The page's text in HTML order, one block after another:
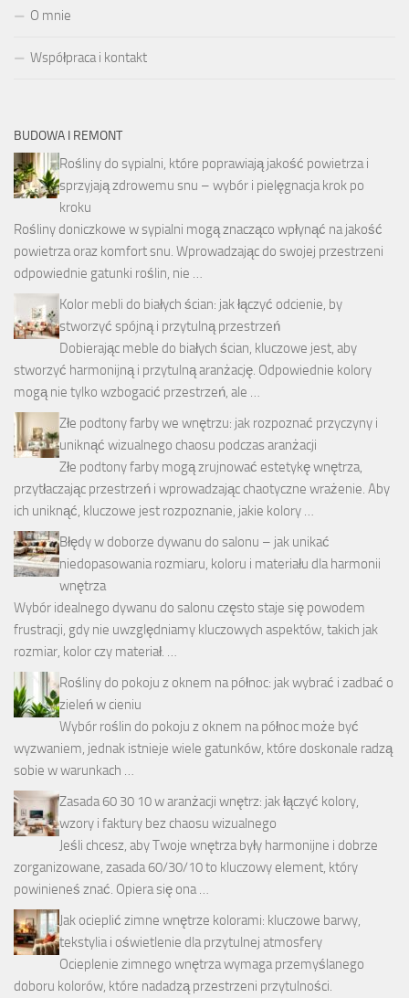
O mnie
Współpraca i kontakt
BUDOWA I REMONT
Rośliny do sypialni, które poprawiają jakość powietrza i
sprzyjają zdrowemu snu – wybór i pielęgnacja krok po
kroku
Rośliny doniczkowe w sypialni mogą znacząco wpłynąć na jakość
powietrza oraz komfort snu. Wprowadzając do swojej przestrzeni
odpowiednie gatunki roślin, nie …
Kolor mebli do białych ścian: jak łączyć odcienie, by
stworzyć spójną i przytulną przestrzeń
Dobierając meble do białych ścian, kluczowe jest, aby
stworzyć harmonijną i przytulną aranżację. Odpowiednie kolory
mogą nie tylko wzbogacić przestrzeń, ale …
Złe podtony farby we wnętrzu: jak rozpoznać przyczyny i
uniknąć wizualnego chaosu podczas aranżacji
Złe podtony farby mogą zrujnować estetykę wnętrza,
przytłaczając przestrzeń i wprowadzając chaotyczne wrażenie. Aby
ich uniknąć, kluczowe jest rozpoznanie, jakie kolory …
Błędy w doborze dywanu do salonu – jak unikać
niedopasowania rozmiaru, koloru i materiału dla harmonii
wnętrza
Wybór idealnego dywanu do salonu często staje się powodem
frustracji, gdy nie uwzględniamy kluczowych aspektów, takich jak
rozmiar, kolor czy materiał. …
Rośliny do pokoju z oknem na północ: jak wybrać i zadbać o
zieleń w cieniu
Wybór roślin do pokoju z oknem na północ może być
wyzwaniem, jednak istnieje wiele gatunków, które doskonale radzą
sobie w warunkach …
Zasada 60 30 10 w aranżacji wnętrz: jak łączyć kolory,
wzory i faktury bez chaosu wizualnego
Jeśli chcesz, aby Twoje wnętrza były harmonijne i dobrze
zorganizowane, zasada 60/30/10 to kluczowy element, który
powinieneś znać. Opiera się ona …
Jak ocieplić zimne wnętrze kolorami: kluczowe barwy,
tekstylia i oświetlenie dla przytulnej atmosfery
Ocieplenie zimnego wnętrza wymaga przemyślanego
doboru kolorów, które nadadzą przestrzeni przytulności.